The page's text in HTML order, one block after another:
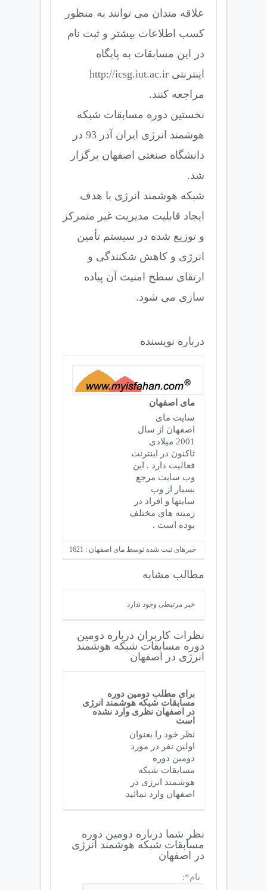
علاقه مندان می توانند به منظور
کسب اطلاعات بیشتر و ثبت نام
در این مسابقات به پایگاه
اینترنتی http://icsg.iut.ac.ir
مراجعه کنند.
نخستین دوره مسابقات شبکه
هوشمند انرژی ایران آذر 93 در
دانشگاه صنعتی اصفهان برگزار
شد.
شبکه هوشمند انرژی با هدف
ایجاد قابلیت مدیریت غیر متمرکز
و توزیع ‌شده در سیستم تأمین
انرژی و کاهش شکنندگی و
ارتقای سطح امنیت آن پیاده
سازی می شود.
درباره نویسنده
مای اصفهان
سایت مای
اصفهان از سال
2001 میلادی
تاکنون در اینترنت
فعالیت دارد . این
وب سایت مرجع
بسیار از وب
سایتها و افراد در
زمینه های مختلف
بوده است .
خبرهای ثبت شده توسط مای اصفهان : 1621
مطالب مشابه
خبر مرتبطی وجود ندارد
نظرات کاربران درباره دومین
دوره مسابقات شبکه هوشمند
انرژی در اصفهان
برای مطلب دومین دوره
مسابقات شبکه هوشمند انرژی
در اصفهان نظری وارد نشده
است
نظر خود را بعنوان
اولین نفر در مورد
دومین دوره
مسابقات شبکه
هوشمند انرژی در
اصفهان وارد نمائید
نظر شما درباره دومین دوره
مسابقات شبکه هوشمند انرژی
در اصفهان
نام*: